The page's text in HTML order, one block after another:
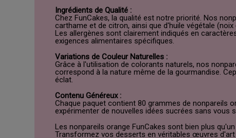
Ingrédients de Qualité :
Chez FunCakes, la qualité est notre priorité. Nos
carthame et de citron, ainsi que d'huile végétale
Les allergènes sont clairement indiqués en
exigences alimentaires spécifiques.
Variations de Couleur Naturelles :
Grâce à l'utilisation de colorants naturels, nos
correspond à la nature même de la gourmandise.
éclat.
Contenu Généreux :
Chaque paquet contient 80 grammes de nonpareils
expérimenter de nouvelles idées sucrées sans vous
Les nonpareils orange FunCakes sont bien plus
Transformez vos desserts en véritables œuvres